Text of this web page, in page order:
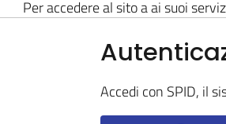
Per accedere al sito a ai suoi
Accedi con SPID, il